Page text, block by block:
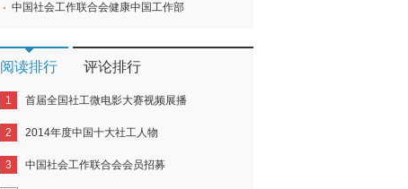
中国社会工作联合会健康中国工作部
阅读排行 评论排行
1 首届全国社工微电影大赛视频展播
2 2014年度中国十大社工人物
3 中国社会工作联合会会员招募